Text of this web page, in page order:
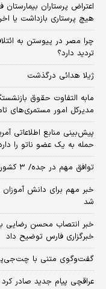
اعتراض پرستاران
هیچ پرستاری بازداشت یا
چرا مصر در پیوستن به
تردید دارد؟
ژیلا هدائی درگذشت
مابه التفاوت حقوق
مدیرکل امور مستمری‌های
پیش‌بینی منابع اطلاعاتی
حمله به یک عضو ناتو را
توافق مهم در جده/ ۳ کشور منطقه توافقنامه نظامی امضا می‌کنند
خبر مهم برای دانش آموزان
شد
خبر انتصاب محسن رضایی
خبرگزاری فارس توضیح داد
گفت‌وگوی متنی با
عراقچی پیام جدید صادر کرد